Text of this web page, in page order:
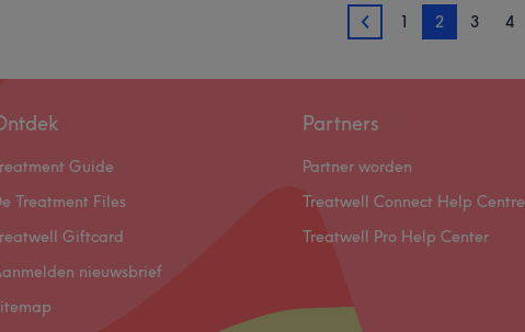
1 1 2 3 4
Guide
Treatment Files
Giftcard
nieuwsbrief
Partners
Partner worden
Treatwell Connect Help Centre
Treatwell Pro Help Center